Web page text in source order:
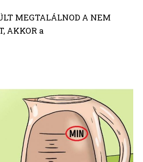
MEGTALÁLNOD A NEM
AKKOR a